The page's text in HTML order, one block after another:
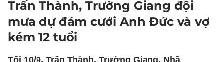
Trấn Thành, Trường Giang đội
mưa dự đám cưới Anh Đức và vợ
kém 12 tuổi
Tối 10/9, Trấn Thành, Trường Giang, Nhã